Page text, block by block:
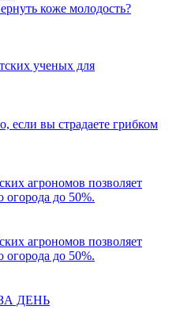
коже молодость?
ученых для
если вы страдаете грибком
агрономов позволяет
огорода до 50%.
агрономов позволяет
огорода до 50%.
ДЕНЬ